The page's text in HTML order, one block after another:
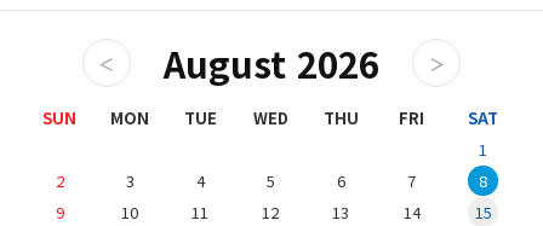
August 2026
SUN MON TUE WED THU FRI
SAT
1
2
3 4 5 6 7
8
9
10 11 12 13 14
15